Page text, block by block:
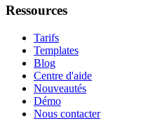
Ressources
Tarifs
Templates
Blog
Centre d'aide
Nouveautés
Démo
Nous contacter